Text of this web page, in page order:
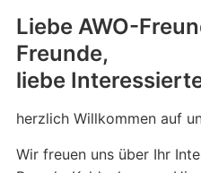
Liebe AWO-
Freunde,
liebe
herzlich Willkommen auf
Wir freuen uns über Ihr